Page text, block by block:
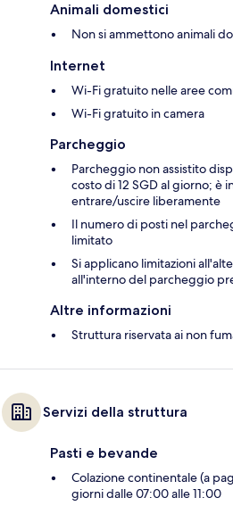
Animali domestici
Non si ammettono animali
Internet
Wi-Fi gratuito nelle aree
Wi-Fi gratuito in camera
Parcheggio
Parcheggio non assistito
costo di 12 SGD al giorno; è
entrare/uscire liberamente
Il numero di posti nel
limitato
Si applicano limitazioni
all'interno del parcheggio
Altre informazioni
Struttura riservata ai non
Servizi della struttura
Pasti e bevande
Colazione continentale (a
giorni dalle 07:00 alle 11:00